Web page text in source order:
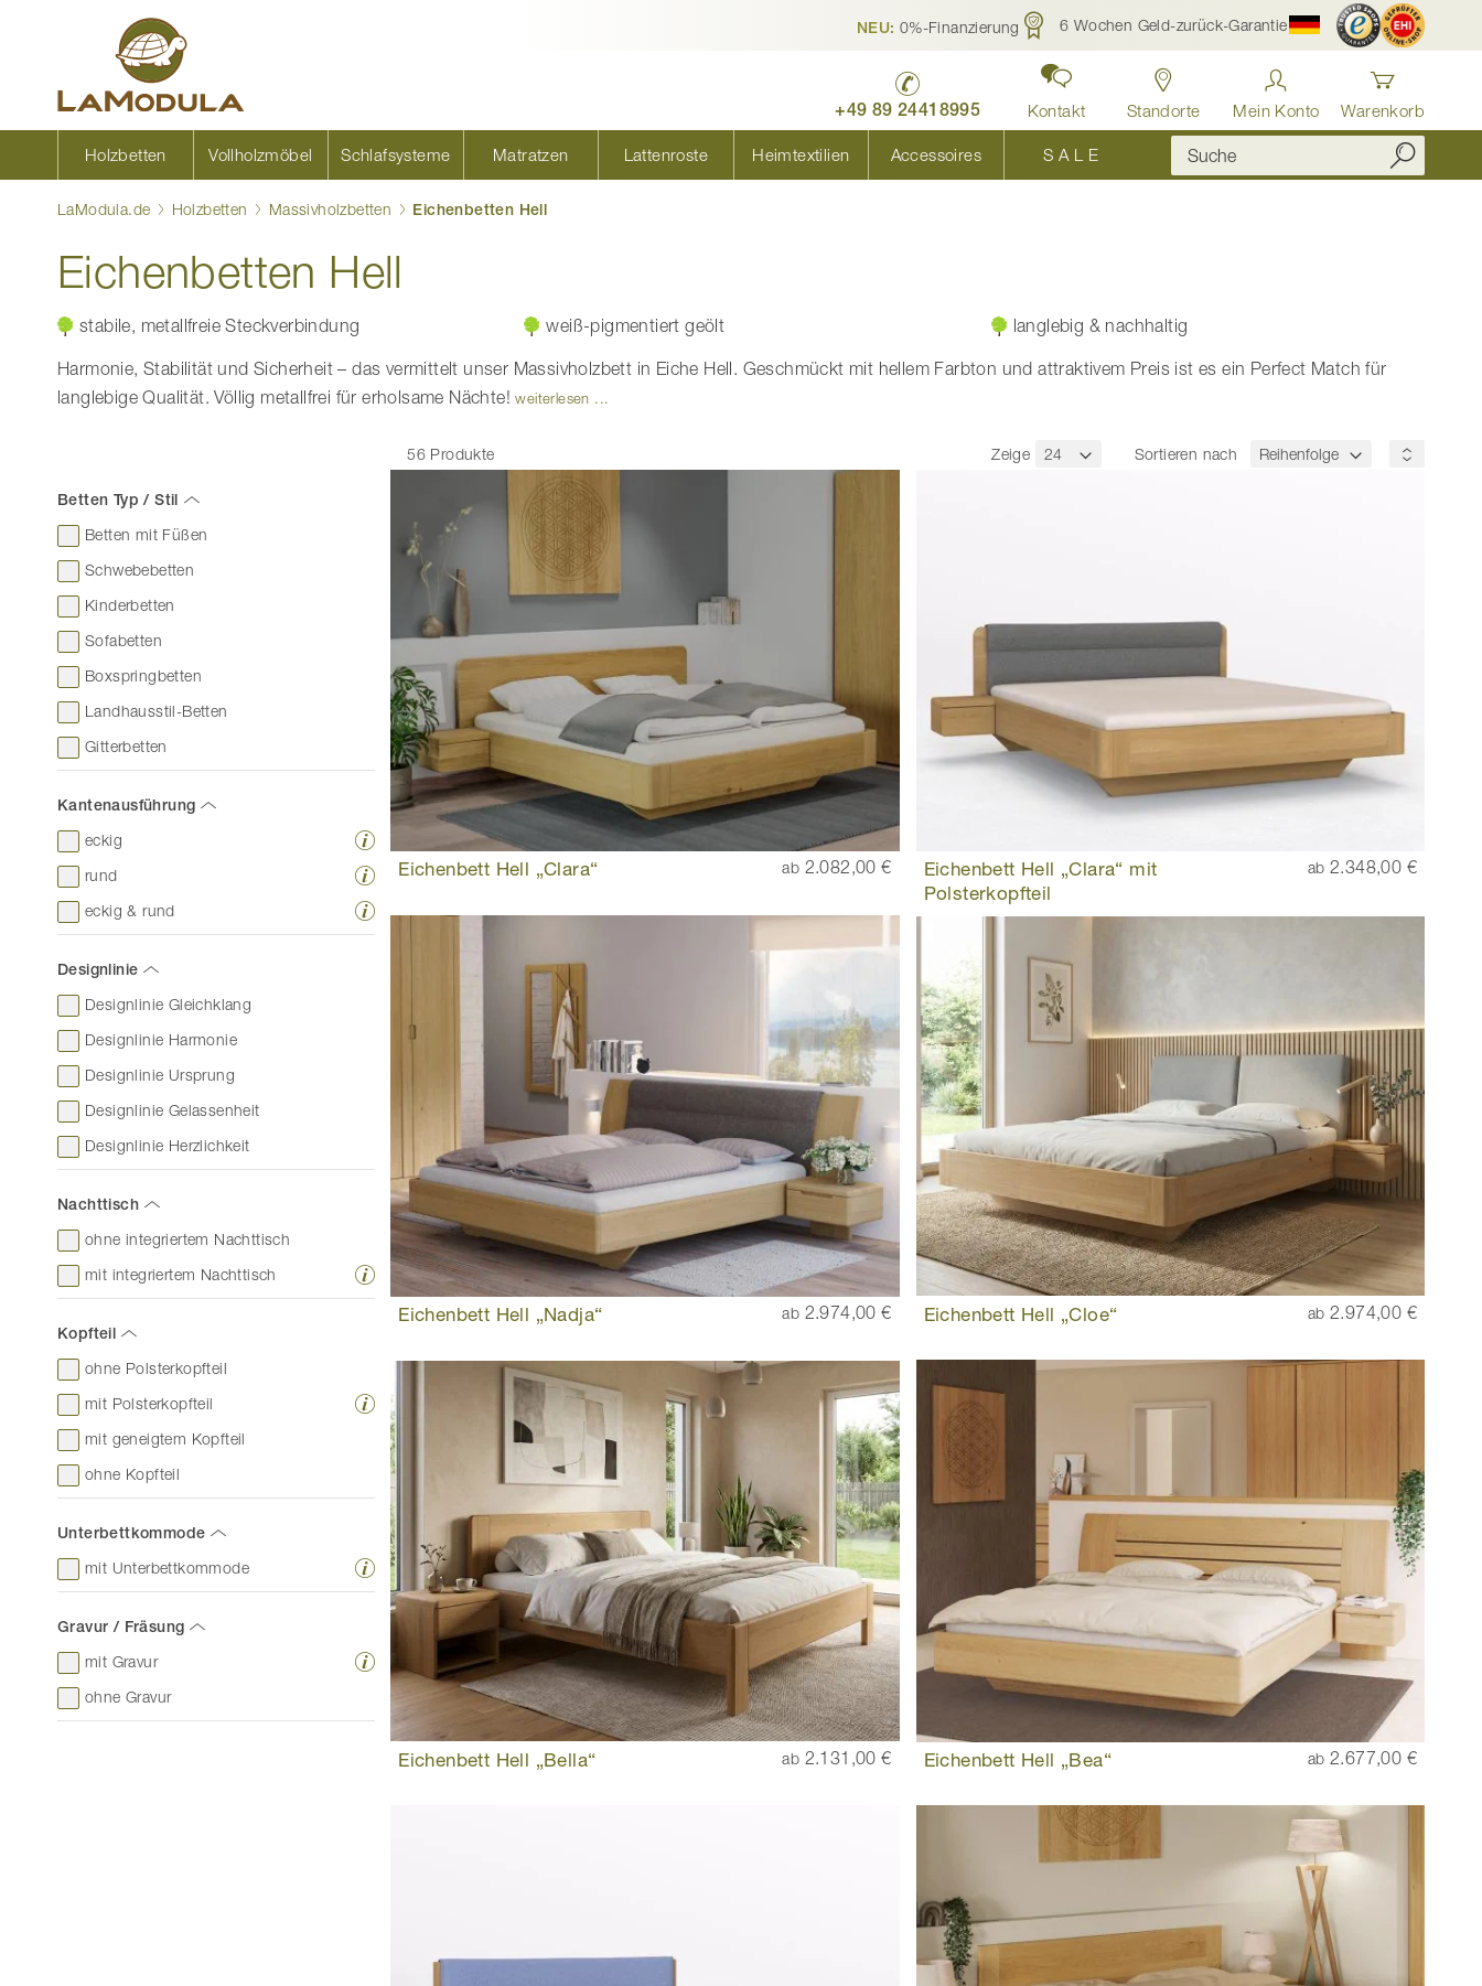
NEU: 0%-Finanzierung 6 Wochen Geld-zurück-Garantie
Inhalt
+49 89 24418995 Kontakt Standorte Mein Konto Warenkorb
Holzbetten Vollholzmöbel Schlafsysteme Matratzen Lattenroste Heimtextilien Accessoires S A L E
LaModula.de Holzbetten Massivholzbetten Eichenbetten Hell
Eichenbetten Hell
stabile, metallfreie Steckverbindung weiß-pigmentiert geölt langlebig & nachhaltig
Harmonie, Stabilität und Sicherheit – das vermittelt unser Massivholzbett in Eiche Hell. Geschmückt mit hellem Farbton und attraktivem Preis ist es ein Perfect Match für
langlebige Qualität. Völlig metallfrei für erholsame Nächte!weiterlesen ...
56 Produkte Zeige Sortieren nach
Eichenbett Hell „Clara“ ab 2.082,00 €
Eichenbett Hell „Clara“ mit
Polsterkopfteil
ab 2.348,00 €
Eichenbett Hell „Nadja“ ab 2.974,00 € Eichenbett Hell „Cloe“ ab 2.974,00 €
Eichenbett Hell „Bella“ ab 2.131,00 € Eichenbett Hell „Bea“ ab 2.677,00 €
Betten Typ / Stil
Betten mit Füßen
Schwebebetten
Kinderbetten
Sofabetten
Boxspringbetten
Landhausstil-Betten
Gitterbetten
Kantenausführung
eckig
rund
eckig & rund
Designlinie
Designlinie Gleichklang
Designlinie Harmonie
Designlinie Ursprung
Designlinie Gelassenheit
Designlinie Herzlichkeit
Nachttisch
ohne integriertem Nachttisch
mit integriertem Nachttisch
Kopfteil
ohne Polsterkopfteil
mit Polsterkopfteil
mit geneigtem Kopfteil
ohne Kopfteil
Unterbettkommode
mit Unterbettkommode
Gravur / Fräsung
mit Gravur
ohne Gravur